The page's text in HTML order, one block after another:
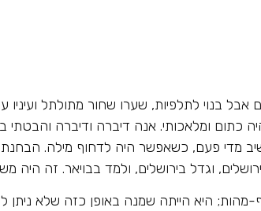
בנוי לתלפיות, שערו שחור מתולתל ועיניו
כתום ומלאכותי. אנה דיברה ודיברה והבטתי
מדי פעם, כשאפשר היה לדחוף מילה.
וגדל בירושלים, ולמד בבויאר. זה היה
היא הייתה שמנה באופן כזה שלא ניתן